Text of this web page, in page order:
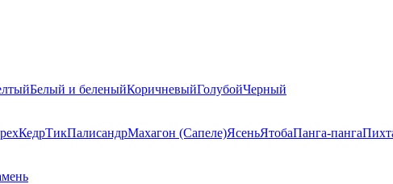
Белый и беленыйКоричневыйГолубойЧерный
КедрТикПалисандрМахагон (Сапеле)ЯсеньЯтобаПанга-панга